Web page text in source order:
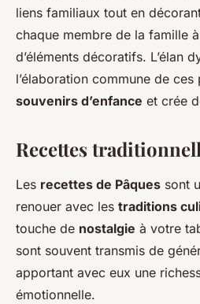
liens familiaux tout en
chaque membre de la famille
d’éléments décoratifs. L’élan
l’élaboration commune de
souvenirs d’enfance et crée
Recettes
Les recettes de Pâques sont
renouer avec les traditions
touche de nostalgie à votre
sont souvent transmis de
apportant avec eux une
émotionnelle.